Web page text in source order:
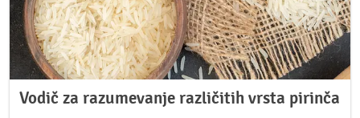
Vodič za razumevanje različitih vrsta pirinča